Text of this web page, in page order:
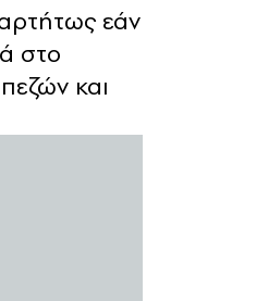
εάν
στο
και